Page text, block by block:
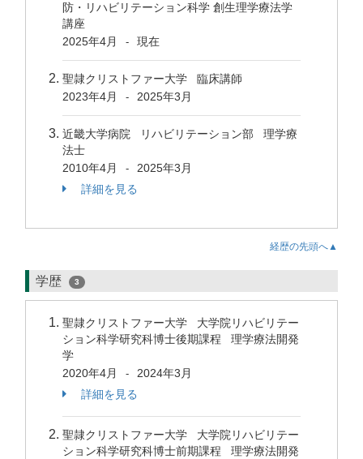
防・リハビリテーション科学 創生理学療法学
講座
2025年4月
- 現在
聖隷クリストファー大学 臨床講師
2023年4月
- 2025年3月
近畿大学病院 リハビリテーション部 理学療
法士
2010年4月
-
2025年3月
詳細を見る
経歴の先頭へ▲
学歴 3
聖隷クリストファー大学 大学院リハビリテー
ション科学研究科博士後期課程 理学療法開発
学
2020年4月
-
2024年3月
詳細を見る
聖隷クリストファー大学 大学院リハビリテー
ション科学研究科博士前期課程 理学療法開発